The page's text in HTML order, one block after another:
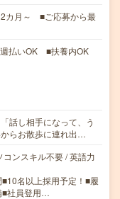
2カ月～ ■ご応募から最
払いOK ■扶養内OK
話し相手になって、う
らお散歩に連れ出…
ンスキル不要 / 英語力
名以上採用予定！■履
■社員登用…